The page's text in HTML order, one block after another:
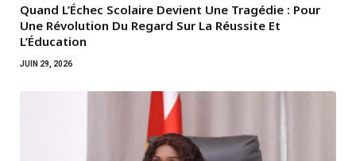
Quand L’Échec Scolaire Devient Une Tragédie : Pour
Une Révolution Du Regard Sur La Réussite Et
L’Éducation
JUIN 29, 2026